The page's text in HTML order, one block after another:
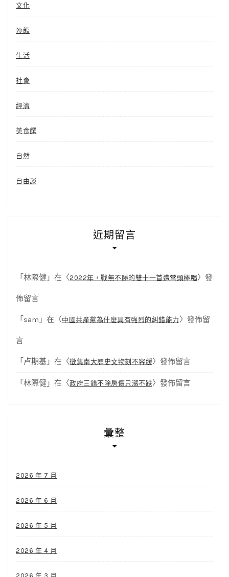
文化
沙龍
生活
社會
經濟
美食饌
自然
自由談
近期留言
「 林際健 」在〈2022年，戰無不勝的雙十一首遭當頭棒喝〉發
佈留言
「 sam 」在〈中國共產黨為什麼具有強烈的糾錯能力 〉發佈留
言
「 卢期基 」在〈徵集南大歷史文物刻不容緩〉發佈留言
「 林際健 」在〈政府三錯不除房價只漲不跌〉發佈留言
彙整
2026 年 7 月
2026 年 6 月
2026 年 5 月
2026 年 4 月